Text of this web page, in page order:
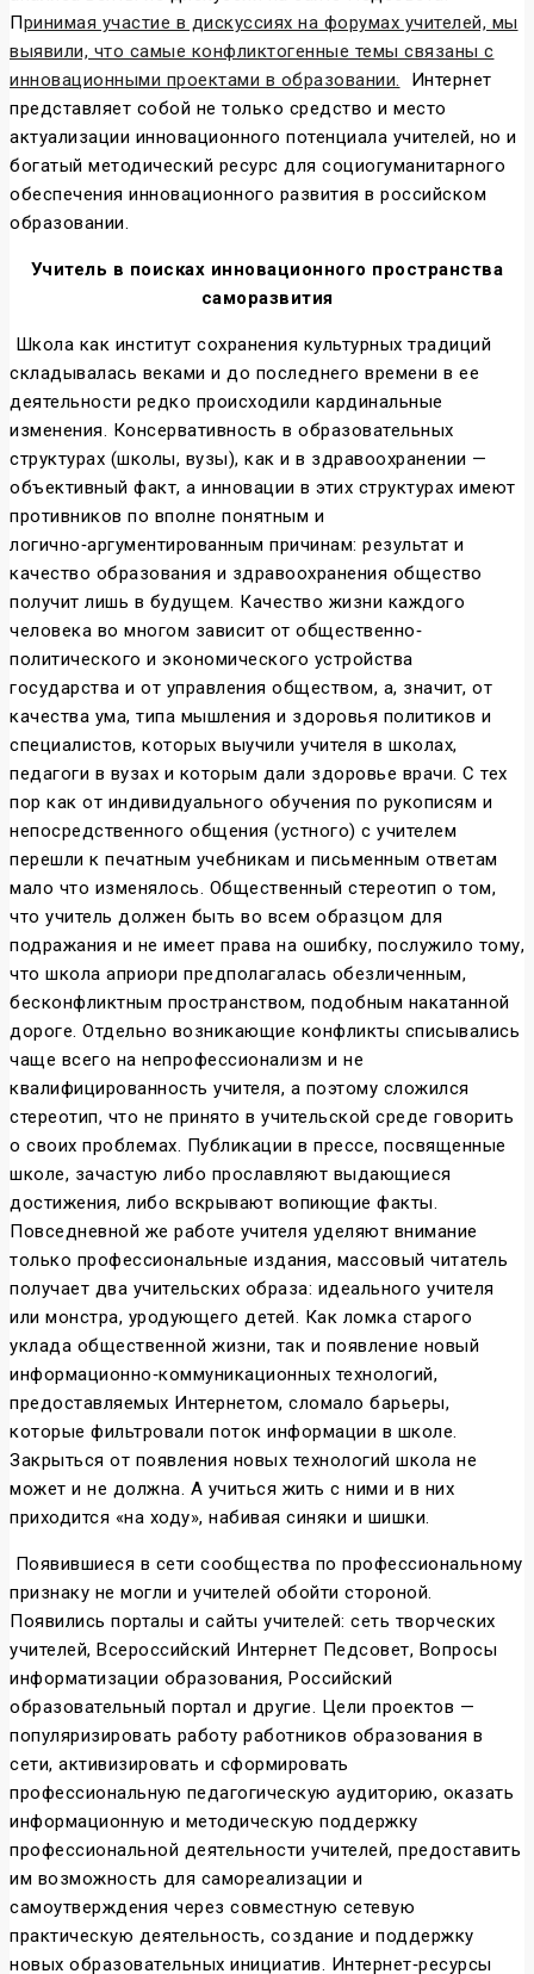
Принимая участие в дискуссиях на форумах учителей, мы
выявили, что самые конфликтогенные темы связаны с
инновационными проектами в образовании.
Интернет
представляет собой не только средство и место
актуализации инновационного потенциала учителей, но и
богатый методический ресурс для социогуманитарного
обеспечения инновационного развития в российском
образовании.
Учитель в поисках инновационного пространства
саморазвития
Школа как институт сохранения культурных традиций
складывалась веками и до последнего времени в ее
деятельности редко происходили кардинальные
изменения. Консервативность в образовательных
структурах (школы, вузы), как и в здравоохранении —
объективный факт, а инновации в этих структурах имеют
противников по вполне понятным и
логично‑аргументированным причинам: результат и
качество образования и здравоохранения общество
получит лишь в будущем. Качество жизни каждого
человека во многом зависит от общественно‑
политического и экономического устройства
государства и от управления обществом, а, значит, от
качества ума, типа мышления и здоровья политиков и
специалистов, которых выучили учителя в школах,
педагоги в вузах и которым дали здоровье врачи. С тех
пор как от индивидуального обучения по рукописям и
непосредственного общения (устного) с учителем
перешли к печатным учебникам и письменным ответам
мало что изменялось. Общественный стереотип о том,
что учитель должен быть во всем образцом для
подражания и не имеет права на ошибку, послужило тому,
что школа априори предполагалась обезличенным,
бесконфликтным пространством, подобным накатанной
дороге. Отдельно возникающие конфликты списывались
чаще всего на непрофессионализм и не
квалифицированность учителя, а поэтому сложился
стереотип, что не принято в учительской среде говорить
о своих проблемах. Публикации в прессе, посвященные
школе, зачастую либо прославляют выдающиеся
достижения, либо вскрывают вопиющие факты.
Повседневной же работе учителя уделяют внимание
только профессиональные издания, массовый читатель
получает два учительских образа: идеального учителя
или монстра, уродующего детей. Как ломка старого
уклада общественной жизни, так и появление новый
информационно‑коммуникационных технологий,
предоставляемых Интернетом, сломало барьеры,
которые фильтровали поток информации в школе.
Закрыться от появления новых технологий школа не
может и не должна. А учиться жить с ними и в них
приходится «на ходу», набивая синяки и шишки.
Появившиеся в сети сообщества по профессиональному
признаку не могли и учителей обойти стороной.
Появились порталы и сайты учителей: сеть творческих
учителей, Всероссийский Интернет Педсовет, Вопросы
информатизации образования, Российский
образовательный портал и другие. Цели проектов —
популяризировать работу работников образования в
сети, активизировать и сформировать
профессиональную педагогическую аудиторию, оказать
информационную и методическую поддержку
профессиональной деятельности учителей, предоставить
им возможность для самореализации и
самоутверждения через совместную сетевую
практическую деятельность, создание и поддержку
новых образовательных инициатив. Интернет‑ресурсы